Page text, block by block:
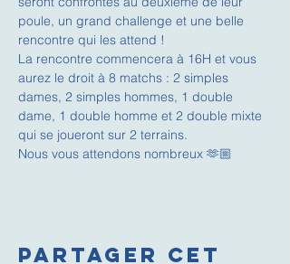
poule, un grand challenge et une belle
rencontre qui les attend !
La rencontre commencera à 16H et vous
aurez le droit à 8 matchs : 2 simples
dames, 2 simples hommes, 1 double
dame, 1 double homme et 2 double mixte
qui se joueront sur 2 terrains.
Nous vous attendons nombreux 🫶🏼
Partager cet